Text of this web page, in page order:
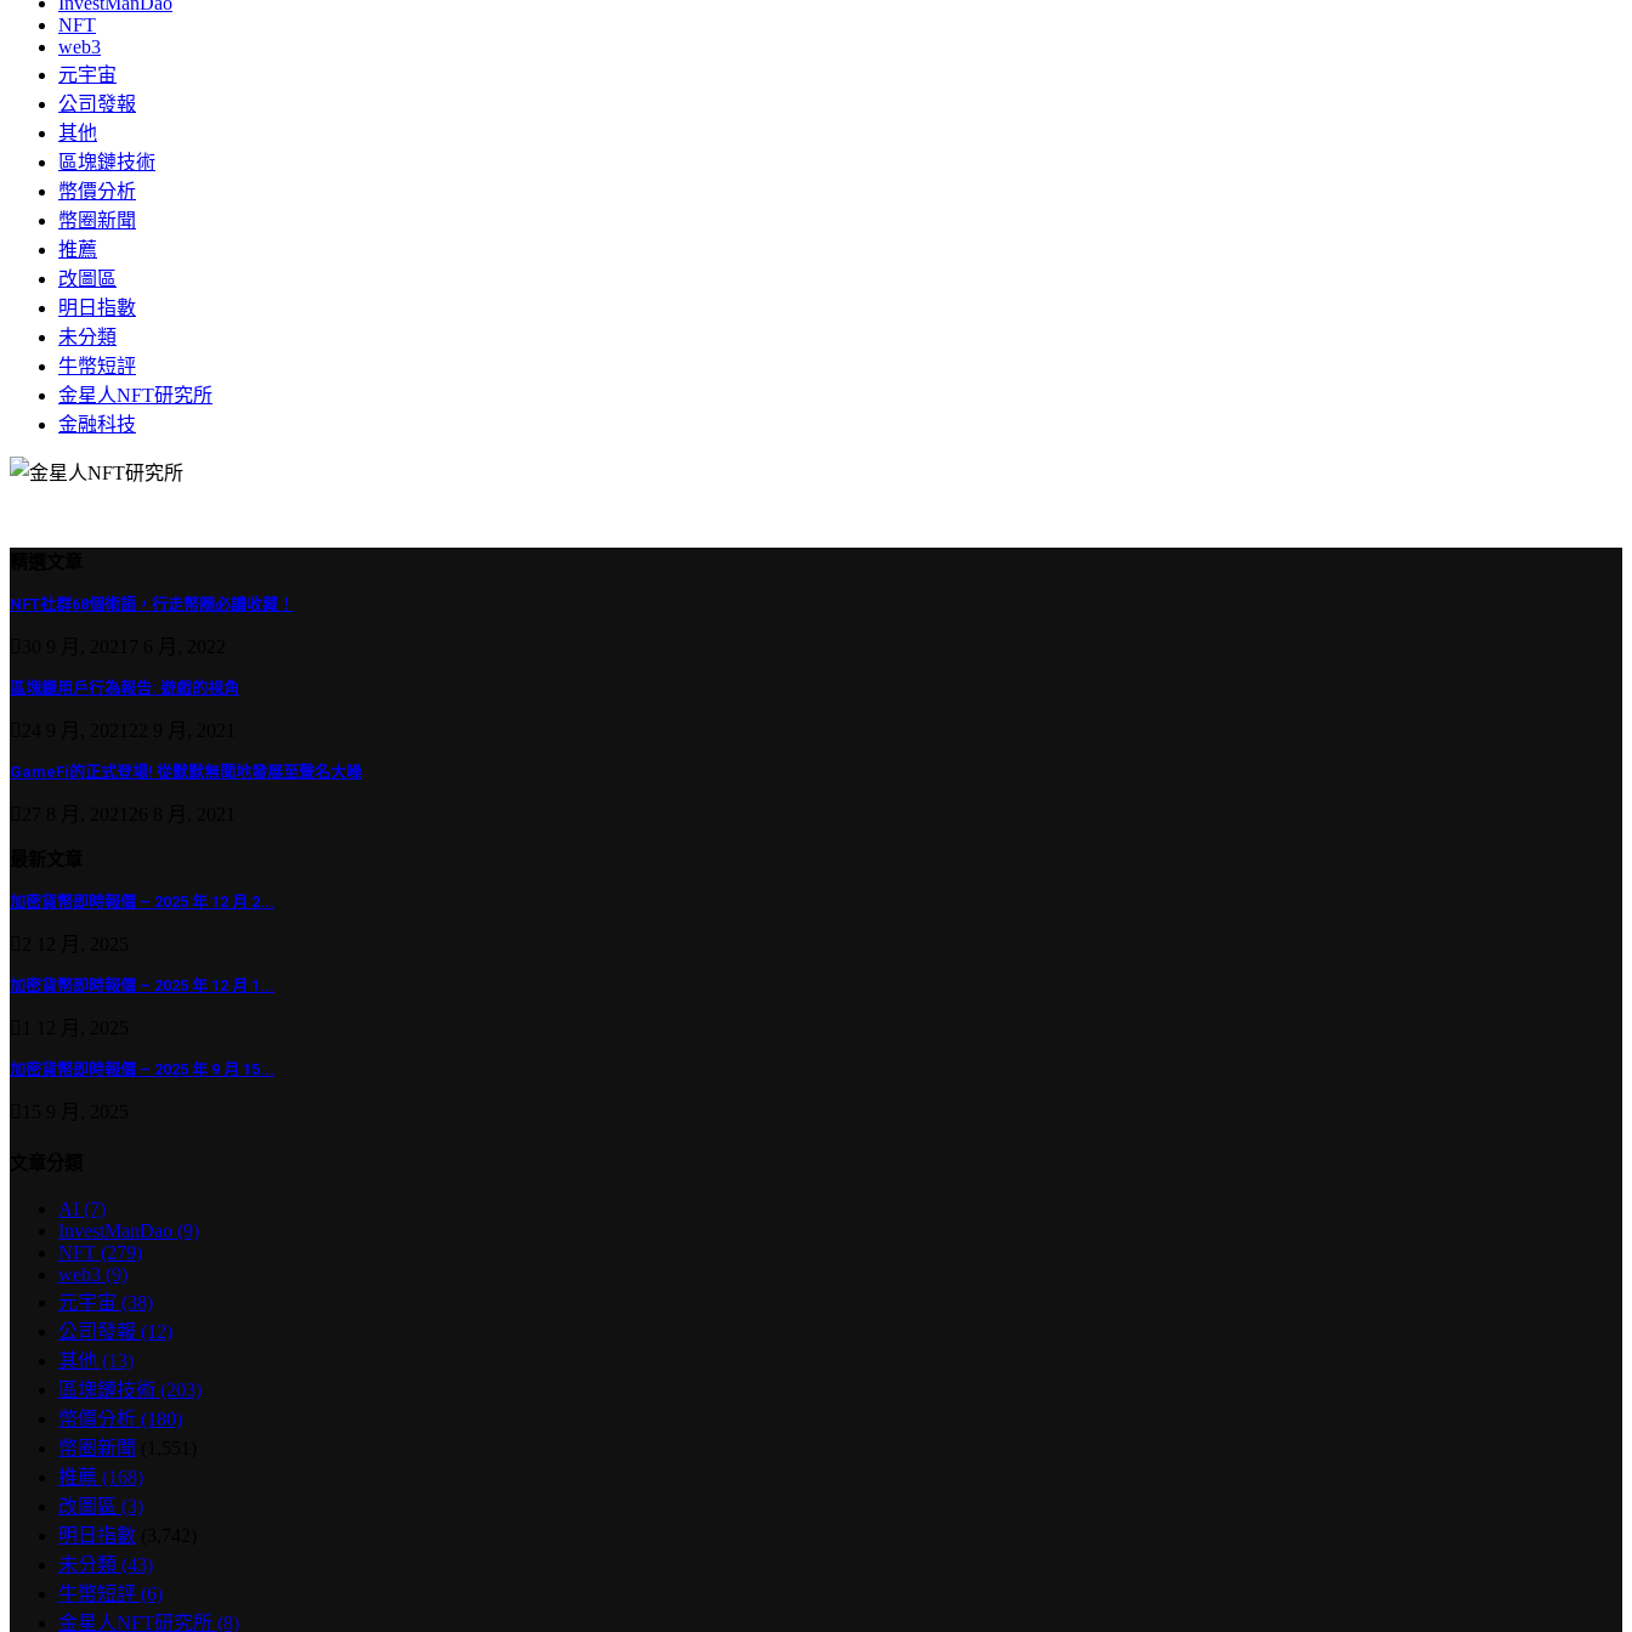
NFT
web3
元宇宙
公司發報
其他
區塊鏈技術
幣價分析
幣圈新聞
推薦
改圖區
明日指數
未分類
牛幣短評
金星人NFT研究所
金融科技
NFT社群68個術語，行走幣圈必讀收藏！
區塊鏈用戶行為報告: 遊戲的視角
GameFi的正式登場! 從默默無聞地發展至聲名大噪
加密貨幣即時報價 – 2025 年 12 月 2...
加密貨幣即時報價 – 2025 年 12 月 1...
加密貨幣即時報價 – 2025 年 9 月 15...
AI (7)
InvestManDao (9)
NFT (279)
web3 (9)
元宇宙 (38)
公司發報 (12)
其他 (13)
區塊鏈技術 (203)
幣價分析 (180)
幣圈新聞
推薦 (168)
改圖區 (3)
明日指數
未分類 (43)
牛幣短評 (6)
金星人NFT研究所 (8)